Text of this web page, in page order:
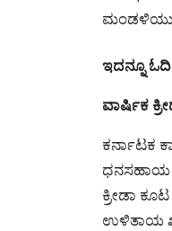
ಮಂಡಳಿಯು
ಇದನ್ನೂ
ವಾರ್ಷಿಕ
ಕರ್ನಾಟಕ
ಧನಸಹಾಯ
ಕ್ರೀಡಾ
ಉಳಿತಾಯ